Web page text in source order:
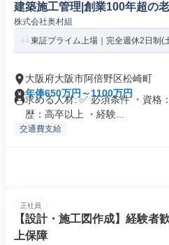
建築施工管理|創業100年超の
株式会社奥村組
東証プライム上場｜完全週休2日制(
大阪府大阪市阿倍野区松崎町
年俸650万円～1100万円
求める人材: ✅ 必須条件 ・資格
歴：高卒以上 ・経験...
交通費支給
正社員
【設計・施工図作成】経験者
上保障